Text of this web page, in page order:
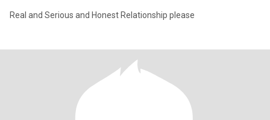
Real and Serious and Honest Relationship please